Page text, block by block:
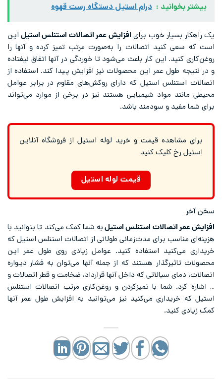
بیشتر بخوانید : درام استیل دستگاه رست قهوه
یک راهکار بسیار خوب برای افزایش عمر اتصالات استنلس استیل این
است که سعی کنید اتصالات را به‌صورت مرتب تمیز کرده و آنها را
روغن‌کاری کنید. این کار باعث می‌شود تا خوردگی در آنها اتفاق نیفتاده
و در نتیجه طول عمر این محصولات نیز افزایش پیدا کند. استفاده از
اتصالات استنلس استیل که دارای روکش‌های مقاوم در برابر عوامل
محیطی مانند مواد شیمیایی هستند نیز در برخی از موارد می‌تواند
برای شما مفید و سودمند باشد.
برای مشاهده قیمت و خرید لوله استیل از فروشگاه آنلاین
استیل رخ کلیک کنید
قیمت لوله استیل
سخن آخر
افزایش عمر اتصالات استنلس استیلبه شما کمک می‌کند تا بتوانید با
هزینه‌ای مناسب برای مدت‌زمانی طولانی از اتصالات استنلس استیل که
خریداری می‌کنید استفاده کنید. عوامل زیادی روی طول عمر این
محصولات تاثیرگذار هستند که از جمله آنها می‌توان به فشار دیواره
اتصالات، دمای سیالاتی که داخل آنها قرارداد، ضخامت و قطر اتصالات و
… اشاره کرد. شما با تمیزکردن و روغن‌کاری مرتب اتصالات استنلس
استیل که خریداری می‌کنید نیز می‌توانید به افزایش طول عمر آنها
کمک زیادی کنید.